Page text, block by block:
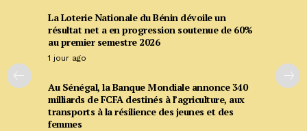
La Loterie Nationale du Bénin dévoile un
résultat net a en progression soutenue de 60%
au premier semestre 2026
1 jour ago
Au Sénégal, la Banque Mondiale annonce 340
milliards de FCFA destinés à l’agriculture, aux
transports à la résilience des jeunes et des
femmes